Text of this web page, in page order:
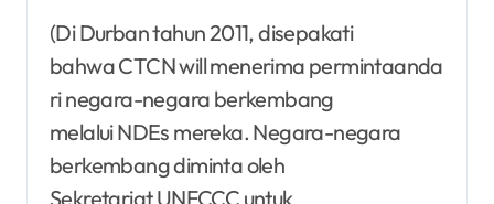
(Di Durban tahun 2011, disepakati
bahwa CTCN will menerima permintaanda
ri negara-negara berkembang
melalui NDEs mereka. Negara-negara
berkembang diminta oleh
Sekretariat UNFCCC untuk